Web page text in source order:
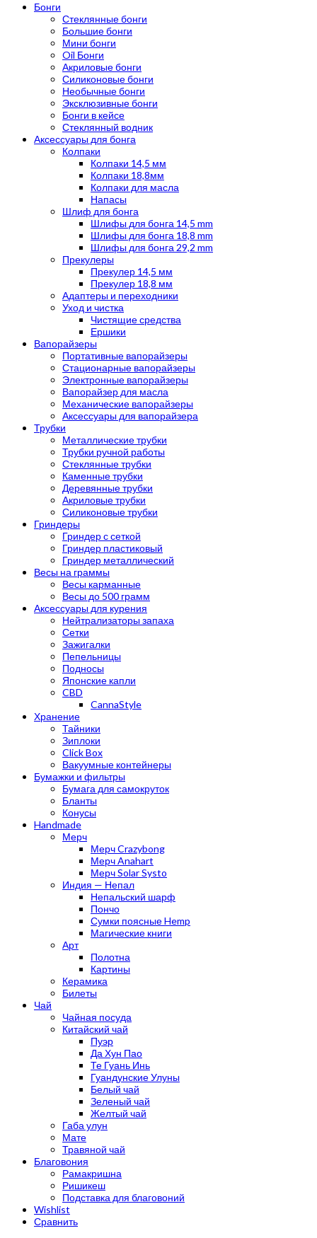
Бонги
Стеклянные бонги
Большие бонги
Мини бонги
Oil Бонги
Акриловые бонги
Силиконовые бонги
Необычные бонги
Эксклюзивные бонги
Бонги в кейсе
Стеклянный водник
Аксессуары для бонга
Колпаки
Колпаки 14,5 мм
Колпаки 18,8мм
Колпаки для масла
Напасы
Шлиф для бонга
Шлифы для бонга 14,5 mm
Шлифы для бонга 18,8 mm
Шлифы для бонга 29,2 mm
Прекулеры
Прекулер 14,5 мм
Прекулер 18,8 мм
Адаптеры и переходники
Уход и чистка
Чистящие средства
Ершики
Вапорайзеры
Портативные вапорайзеры
Стационарные вапорайзеры
Электронные вапорайзеры
Вапорайзер для масла
Механические вапорайзеры
Аксессуары для вапорайзера
Трубки
Металлические трубки
Трубки ручной работы
Стеклянные трубки
Каменные трубки
Деревянные трубки
Акриловые трубки
Силиконовые трубки
Гриндеры
Гриндер с сеткой
Гриндер пластиковый
Гриндер металлический
Весы на граммы
Весы карманные
Весы до 500 грамм
Аксессуары для курения
Нейтрализаторы запаха
Сетки
Зажигалки
Пепельницы
Подносы
Японские капли
CBD
CannaStyle
Хранение
Тайники
Зиплоки
Click Box
Вакуумные контейнеры
Бумажки и фильтры
Бумага для самокруток
Бланты
Конусы
Handmade
Мерч
Мерч Crazybong
Мерч Anahart
Мерч Solar Systo
Индия — Непал
Непальский шарф
Пончо
Сумки поясные Hemp
Магические книги
Арт
Полотна
Картины
Керамика
Билеты
Чай
Чайная посуда
Китайский чай
Пуэр
Да Хун Пао
Те Гуань Инь
Гуандунские Улуны
Белый чай
Зеленый чай
Желтый чай
Габа улун
Мате
Травяной чай
Благовония
Рамакришна
Ришикеш
Подставка для благовоний
Wishlist
Сравнить